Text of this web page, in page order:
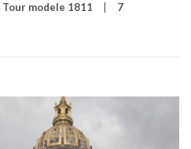
Tour modele 1811 7